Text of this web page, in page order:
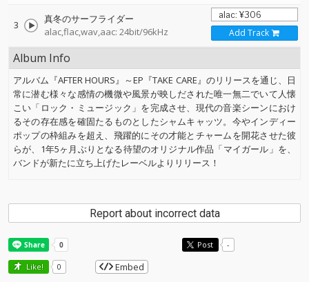
3
真冬のサーフライダー
alac,flac,wav,aac: 24bit/96kHz
Add Track
Album Info
アルバム『AFTER HOURS』～EP『TAKE CARE』のリリースを通じ、日
常に潜む様々な感情の機微や風景が映しだされた唯一無二でいて人懐
こい「ロック・ミュージック」を完成させ、現代の音楽シーンにおけ
るその存在感を確固たるものとしたシャムキャッツ。今やインディー
ポップの枠組みを超え、飛躍的にその才能とチャームを開花させた彼
らが、1年5ヶ月ぶりとなる待望のオリジナル作品「マイガール」を、
バンドが新たに立ち上げたレーベルよりリリース！
Report about incorrect data
Post -
Like! 0 Embed